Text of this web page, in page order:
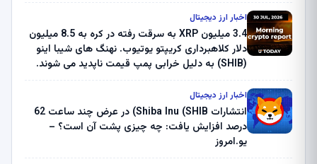
اخبار ارز دیجیتال
3.4 میلیون XRP به سرقت رفته در کره به 8.5 میلیون
دلار کلاهبرداری کریپتو یوتیوب. نهنگ های شیبا اینو
(SHIB) به دلیل خرابی پمپ قیمت ناپدید می شوند.
ثبت کرد – گزارش کریپتو صبح – U.Today
اخبار ارز دیجیتال
انتشارات Shiba Inu (SHIB) در عرض چند ساعت 62
درصد افزایش یافت: چه چیزی پشت آن است؟ –
یو.امروز